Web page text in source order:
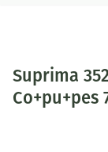
Suprima
Co+pu+pes